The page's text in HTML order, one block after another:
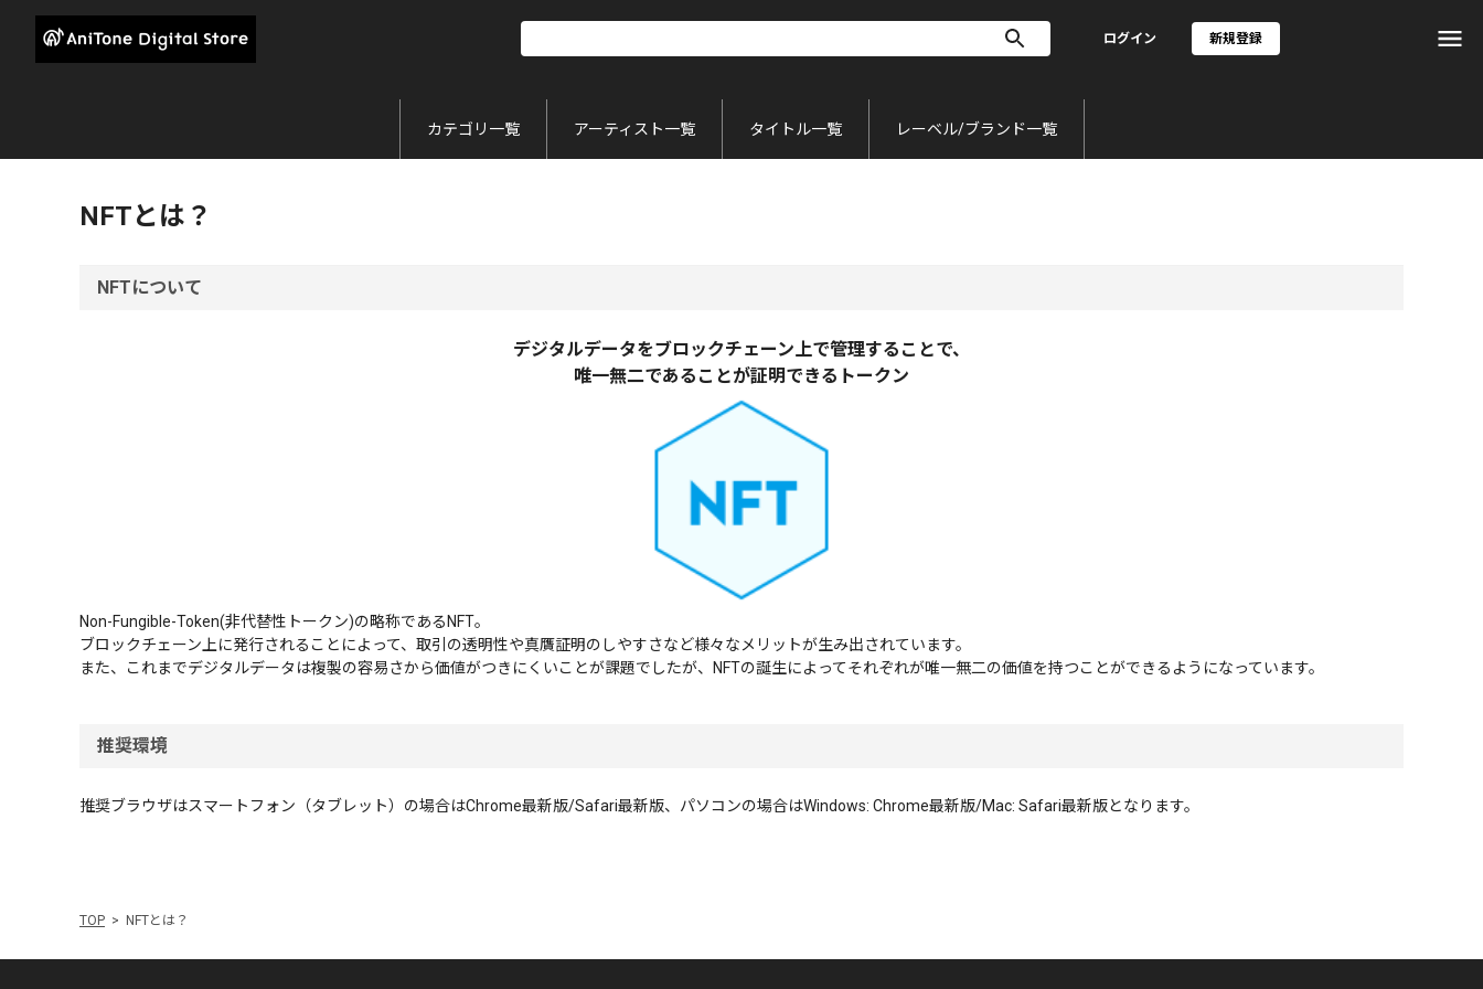
ログイン 新規登録
カテゴリ一覧 アーティスト一覧 タイトル一覧 レーベル/ブランド一覧
NFTとは？
NFTについて
デジタルデータをブロックチェーン上で管理することで、
唯一無二であることが証明できるトークン
Non-Fungible-Token(非代替性トークン)の略称であるNFT。
ブロックチェーン上に発行されることによって、取引の透明性や真贋証明のしやすさなど様々なメリットが生み出されています。
また、これまでデジタルデータは複製の容易さから価値がつきにくいことが課題でしたが、NFTの誕生によってそれぞれが唯一無二の価値を持つことができるようになっています。
推奨環境
推奨ブラウザはスマートフォン（タブレット）の場合はChrome最新版/Safari最新版、パソコンの場合はWindows: Chrome最新版/Mac: Safari最新版となります。
TOP NFTとは？